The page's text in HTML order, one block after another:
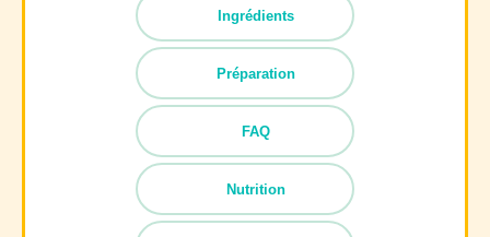
Ingrédients
Préparation
FAQ
Nutrition